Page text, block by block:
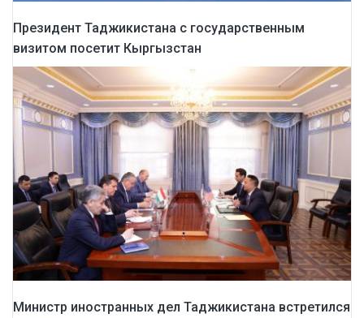
Президент Таджикистана с государственным
визитом посетит Кыргызстан
Министр иностранных дел Таджикистана встретился